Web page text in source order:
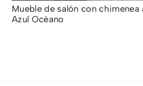
Mueble de salón con chimenea
Azul Océano